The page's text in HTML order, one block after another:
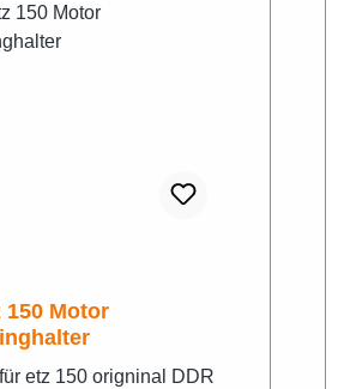
150 Motor
etz 150 origninal DDR